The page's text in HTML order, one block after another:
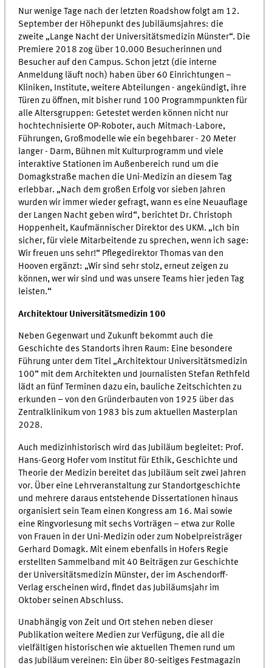
Nur wenige Tage nach der letzten Roadshow folgt am 12.
September der Höhepunkt des Jubiläumsjahres: die
zweite „Lange Nacht der Universitätsmedizin Münster“. Die
Premiere 2018 zog über 10.000 Besucherinnen und
Besucher auf den Campus. Schon jetzt (die interne
Anmeldung läuft noch) haben über 60 Einrichtungen –
Kliniken, Institute, weitere Abteilungen - angekündigt, ihre
Türen zu öffnen, mit bisher rund 100 Programmpunkten für
alle Altersgruppen: Getestet werden können nicht nur
hochtechnisierte OP-Roboter, auch Mitmach-Labore,
Führungen, Großmodelle wie ein begehbarer - 20 Meter
langer - Darm, Bühnen mit Kulturprogramm und viele
interaktive Stationen im Außenbereich rund um die
Domagkstraße machen die Uni-Medizin an diesem Tag
erlebbar. „Nach dem großen Erfolg vor sieben Jahren
wurden wir immer wieder gefragt, wann es eine Neuauflage
der Langen Nacht geben wird“, berichtet Dr. Christoph
Hoppenheit, Kaufmännischer Direktor des UKM. „Ich bin
sicher, für viele Mitarbeitende zu sprechen, wenn ich sage:
Wir freuen uns sehr!“ Pflegedirektor Thomas van den
Hooven ergänzt: „Wir sind sehr stolz, erneut zeigen zu
können, wer wir sind und was unsere Teams hier jeden Tag
leisten.“
Architektour Universitätsmedizin 100
Neben Gegenwart und Zukunft bekommt auch die
Geschichte des Standorts ihren Raum: Eine besondere
Führung unter dem Titel „Architektour Universitätsmedizin
100“ mit dem Architekten und Journalisten Stefan Rethfeld
lädt an fünf Terminen dazu ein, bauliche Zeitschichten zu
erkunden – von den Gründerbauten von 1925 über das
Zentralklinikum von 1983 bis zum aktuellen Masterplan
2028.
Auch medizinhistorisch wird das Jubiläum begleitet: Prof.
Hans-Georg Hofer vom Institut für Ethik, Geschichte und
Theorie der Medizin bereitet das Jubiläum seit zwei Jahren
vor. Über eine Lehrveranstaltung zur Standortgeschichte
und mehrere daraus entstehende Dissertationen hinaus
organisiert sein Team einen Kongress am 16. Mai sowie
eine Ringvorlesung mit sechs Vorträgen – etwa zur Rolle
von Frauen in der Uni-Medizin oder zum Nobelpreisträger
Gerhard Domagk. Mit einem ebenfalls in Hofers Regie
erstellten Sammelband mit 40 Beiträgen zur Geschichte
der Universitätsmedizin Münster, der im Aschendorff-
Verlag erscheinen wird, findet das Jubiläumsjahr im
Oktober seinen Abschluss.
Unabhängig von Zeit und Ort stehen neben dieser
Publikation weitere Medien zur Verfügung, die all die
vielfältigen historischen wie aktuellen Themen rund um
das Jubiläum vereinen: Ein über 80-seitiges Festmagazin